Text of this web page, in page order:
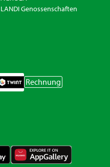
LANDI Genossenschaften
Rechnung